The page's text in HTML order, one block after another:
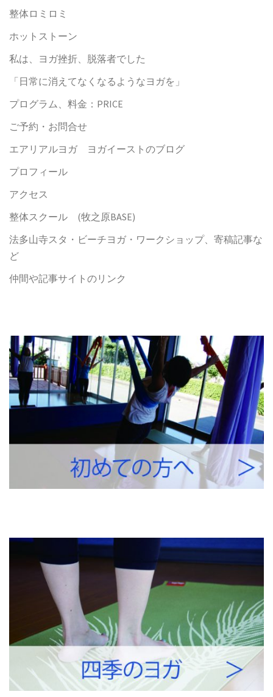
整体ロミロミ
ホットストーン
私は、ヨガ挫折、脱落者でした
「日常に消えてなくなるようなヨガを」
プログラム、料金：PRICE
ご予約・お問合せ
エアリアルヨガ ヨガイーストのブログ
プロフィール
アクセス
整体スクール (牧之原BASE)
法多山寺スタ・ビーチヨガ・ワークショップ、寄稿記事な
ど
仲間や記事サイトのリンク